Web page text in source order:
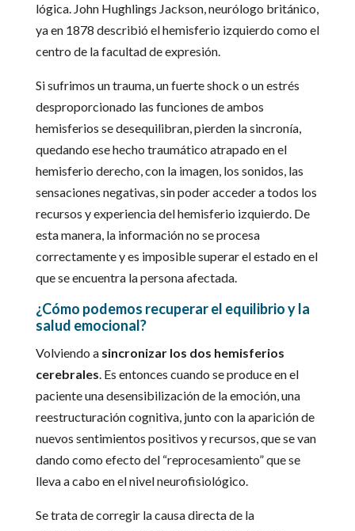
lógica. John Hughlings Jackson, neurólogo británico,
ya en 1878 describió el hemisferio izquierdo como el
centro de la facultad de expresión.
Si sufrimos un trauma, un fuerte shock o un estrés
desproporcionado las funciones de ambos
hemisferios se desequilibran, pierden la sincronía,
quedando ese hecho traumático atrapado en el
hemisferio derecho, con la imagen, los sonidos, las
sensaciones negativas, sin poder acceder a todos los
recursos y experiencia del hemisferio izquierdo. De
esta manera, la información no se procesa
correctamente y es imposible superar el estado en el
que se encuentra la persona afectada.
¿Cómo podemos recuperar el equilibrio y la
salud emocional?
Volviendo a sincronizar los dos hemisferios
cerebrales. Es entonces cuando se produce en el
paciente una desensibilización de la emoción, una
reestructuración cognitiva, junto con la aparición de
nuevos sentimientos positivos y recursos, que se van
dando como efecto del “reprocesamiento” que se
lleva a cabo en el nivel neurofisiológico.
Se trata de corregir la causa directa de la